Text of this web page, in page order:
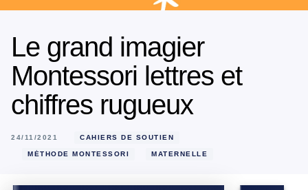
Le grand imagier
Montessori lettres et
chiffres rugueux
24/11/2021 CAHIERS DE SOUTIEN
MÉTHODE MONTESSORI MATERNELLE